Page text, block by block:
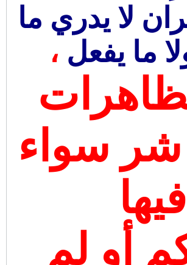
لا يدري ما
ما يفعل ،
شر سواء
أو لم